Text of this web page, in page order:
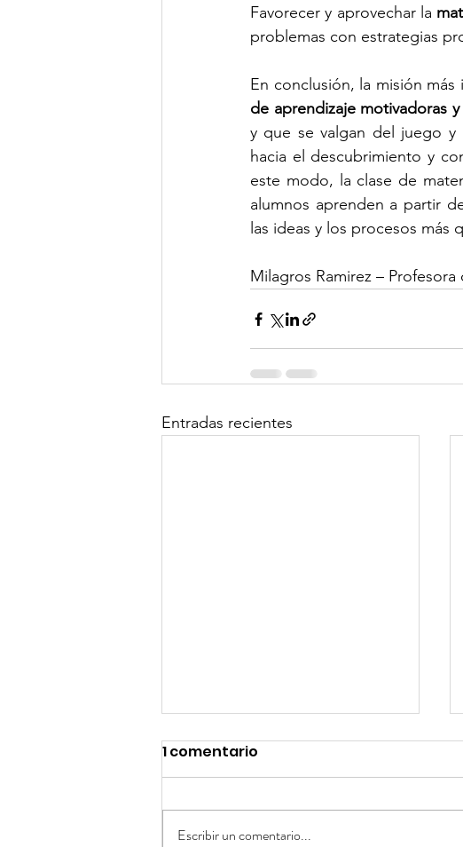
Favorecer y aprovechar la
problemas con estrategias
En conclusión, la misión
de aprendizaje motivadoras
y que se valgan del juego y
hacia el descubrimiento y
este modo, la clase de
alumnos aprenden a partir
las ideas y los procesos más
Milagros Ramirez – Profesora
Entradas recientes
1 comentario
Escribir un comentario...